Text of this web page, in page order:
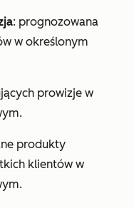
: prognozowana
w określonym
prowizje w
produkty
klientów w